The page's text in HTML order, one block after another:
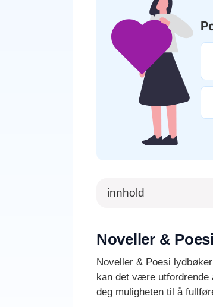
innhold
Noveller &
Noveller & Poesi
kan det være utfordrende
deg muligheten til å